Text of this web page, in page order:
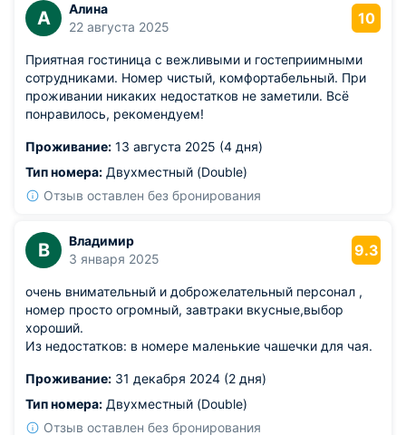
А
Алина
22 августа 2025
10
Приятная гостиница с вежливыми и гостеприимными
сотрудниками. Номер чистый, комфортабельный. При
проживании никаких недостатков не заметили. Всё
понравилось, рекомендуем!
Проживание: 13 августа 2025 (4 дня)
Тип номера: Двухместный (Double)
Отзыв оставлен без бронирования
В
Владимир
3 января 2025
9.3
очень внимательный и доброжелательный персонал ,
номер просто огромный, завтраки вкусные,выбор
хороший.
Из недостатков: в номере маленькие чашечки для чая.
Проживание: 31 декабря 2024 (2 дня)
Тип номера: Двухместный (Double)
Отзыв оставлен без бронирования